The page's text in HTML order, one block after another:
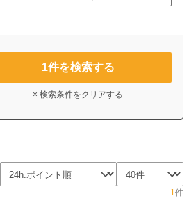
1件を検索する
× 検索条件をクリアする
1件